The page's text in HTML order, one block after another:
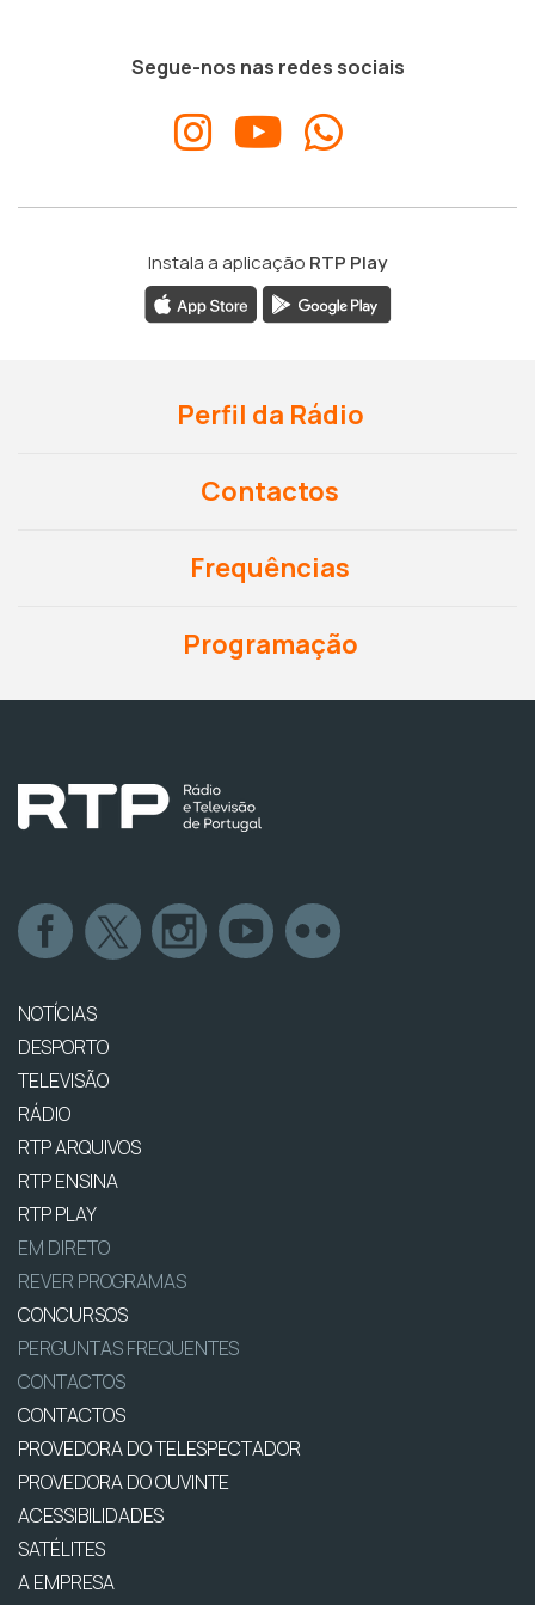
Segue-nos nas redes sociais
Instala a aplicação RTP Play
Perfil da Rádio
Contactos
Frequências
Programação
NOTÍCIAS
DESPORTO
TELEVISÃO
RÁDIO
RTP ARQUIVOS
RTP ENSINA
RTP PLAY
EM DIRETO
REVER PROGRAMAS
CONCURSOS
PERGUNTAS FREQUENTES
CONTACTOS
CONTACTOS
PROVEDORA DO TELESPECTADOR
PROVEDORA DO OUVINTE
ACESSIBILIDADES
SATÉLITES
A EMPRESA